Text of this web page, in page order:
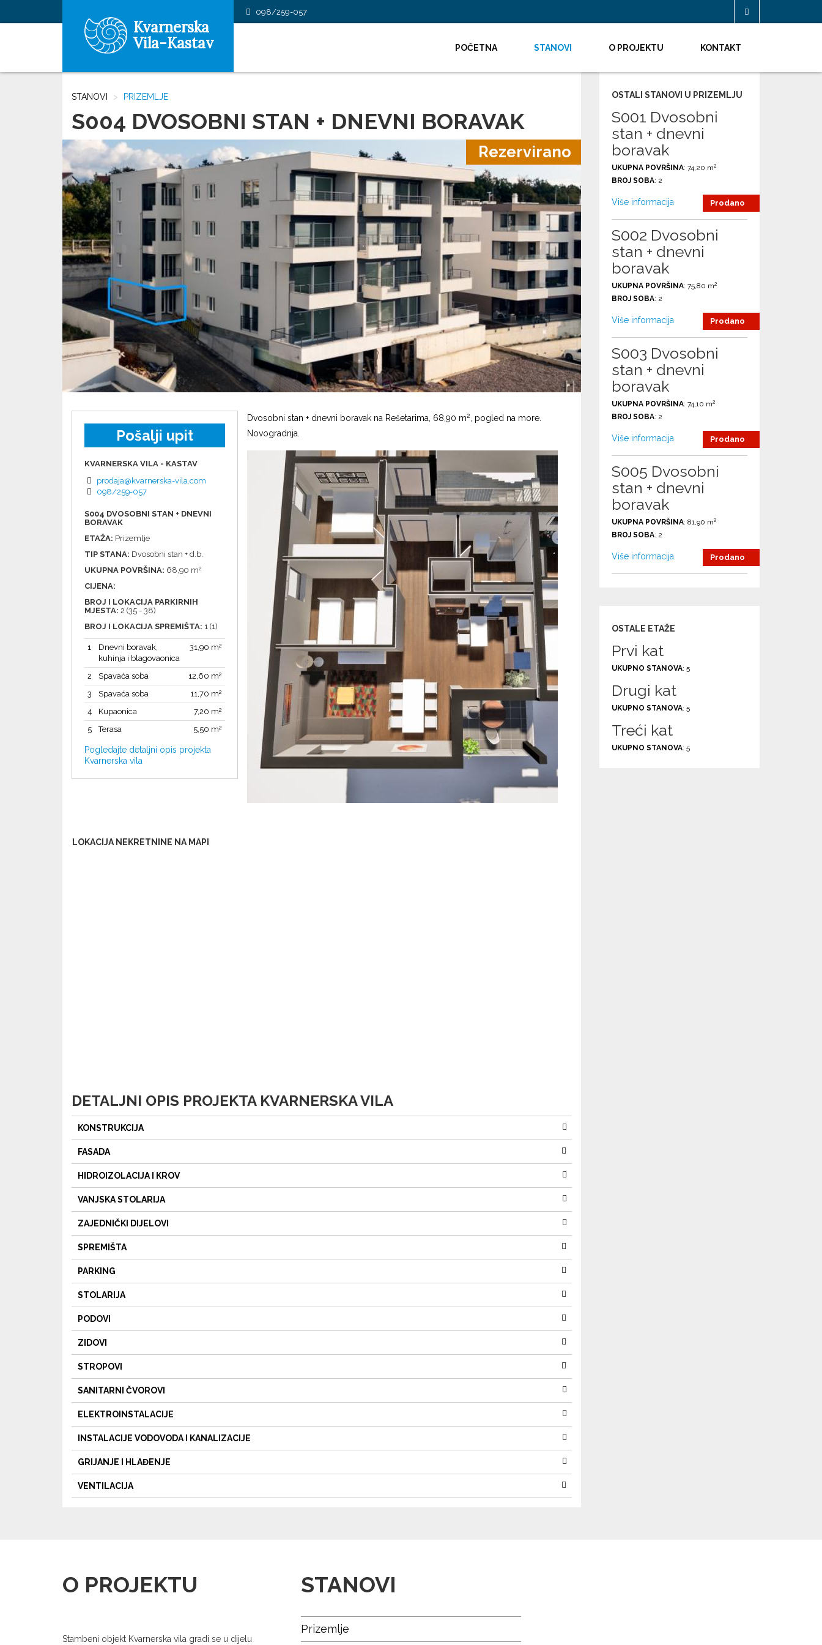
098/259-057
Kvarnerska
Vila-Kastav
POČETNA STANOVI O PROJEKTU KONTAKT
STANOVI PRIZEMLJE
S004 DVOSOBNI STAN + DNEVNI BORAVAK
Rezervirano
Pošalji upit
KVARNERSKA VILA - KASTAV
prodaja@kvarnerska-vila.com
098/259-057
S004 DVOSOBNI STAN + DNEVNI
BORAVAK
ETAŽA: Prizemlje
TIP STANA: Dvosobni stan + d.b.
UKUPNA POVRŠINA: 68,90 m2
CIJENA:
BROJ I LOKACIJA PARKIRNIH
MJESTA: 2 (35 - 38)
BROJ I LOKACIJA SPREMIŠTA: 1 (1)
1
Dnevni boravak,
kuhinja i blagovaonica
31,90 m2
2 Spavaća soba 12,60 m2
3 Spavaća soba 11,70 m2
4 Kupaonica 7,20 m2
5 Terasa 5,50 m2
Pogledajte detaljni opis projekta
Kvarnerska vila
Dvosobni stan + dnevni boravak na Rešetarima, 68,90 m2, pogled na more.
Novogradnja.
LOKACIJA NEKRETNINE NA MAPI
DETALJNI OPIS PROJEKTA KVARNERSKA VILA
KONSTRUKCIJA
FASADA
HIDROIZOLACIJA I KROV
VANJSKA STOLARIJA
ZAJEDNIČKI DIJELOVI
SPREMIŠTA
PARKING
STOLARIJA
PODOVI
ZIDOVI
STROPOVI
SANITARNI ČVOROVI
ELEKTROINSTALACIJE
INSTALACIJE VODOVODA I KANALIZACIJE
GRIJANJE I HLAĐENJE
VENTILACIJA
OSTALI STANOVI U PRIZEMLJU
S001 Dvosobni
stan + dnevni
boravak
UKUPNA POVRŠINA: 74,20 m2
BROJ SOBA: 2
Više informacija Prodano
S002 Dvosobni
stan + dnevni
boravak
UKUPNA POVRŠINA: 75,80 m2
BROJ SOBA: 2
Više informacija Prodano
S003 Dvosobni
stan + dnevni
boravak
UKUPNA POVRŠINA: 74,10 m2
BROJ SOBA: 2
Više informacija Prodano
S005 Dvosobni
stan + dnevni
boravak
UKUPNA POVRŠINA: 81,90 m2
BROJ SOBA: 2
Više informacija Prodano
OSTALE ETAŽE
Prvi kat
UKUPNO STANOVA: 5
Drugi kat
UKUPNO STANOVA: 5
Treći kat
UKUPNO STANOVA: 5
O PROJEKTU
Stambeni objekt Kvarnerska vila gradi se u dijelu
STANOVI
Prizemlje